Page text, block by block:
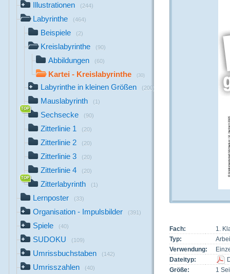
Illustrationen (244)
Labyrinthe (464)
Beispiele (2)
Kreislabyrinthe (90)
Abbildungen (60)
Kartei - Kreislabyrinthe (30)
Labyrinthe in kleinen Größen (200)
Mauslabyrinth (1)
Sechsecke (90)
Zitterlinie 1 (20)
Zitterlinie 2 (20)
Zitterlinie 3 (20)
Zitterlinie 4 (20)
Zitterlabyrinth (1)
Lernposter (33)
Organisation - Impulsbilder (391)
Spiele (40)
SUDOKU (109)
Umrissbuchstaben (142)
Umrisszahlen (40)
Fach:
1.
Typ:
Verwendung:
Dateityp:
Größe:
1